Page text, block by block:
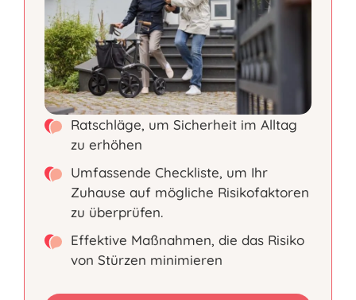
Ratschläge, um Sicherheit im Alltag
zu erhöhen
Umfassende Checkliste, um Ihr
Zuhause auf mögliche Risikofaktoren
zu überprüfen.
Effektive Maßnahmen, die das Risiko
von Stürzen minimieren